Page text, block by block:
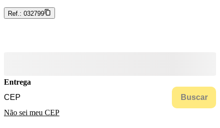
Ref.: 032799
Entrega
Buscar
Não sei meu CEP